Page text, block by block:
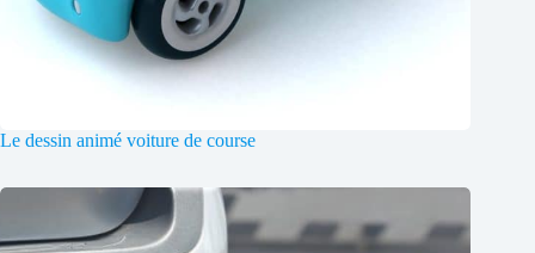
Le dessin animé voiture de course